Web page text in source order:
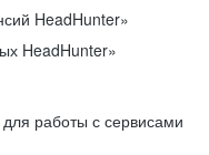
HeadHunter»
HeadHunter»
работы с сервисами